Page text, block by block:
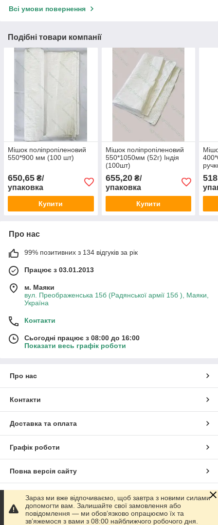
Всі умови повернення
Подібні товари компанії
Мішок поліпропіленовий
550*900 мм (100 шт)
650,65 ₴/
упаковка
Купити
Мішок поліпропіленовий
550*1050мм (52г) Індія
(100шт)
655,20₴/
упаковка
Купити
Про нас
99% позитивних з 134 відгуків за рік
Працює з 03.01.2013
м. Маяки
вул. Преображенська 15б (Радянської армії 15б ), Маяки,
Україна
Контакти
Сьогодні працює з 08:00 до 16:00
Показати весь графік роботи
Про нас
Контакти
Доставка та оплата
Графік роботи
Повна версія сайту
Сайт створено на маркетплейсі Prom.ua
Політика конфіденційності
Зараз ми вже відпочиваємо, щоб завтра з новими силами
допомогти вам. Залишайте свої замовлення або
повідомлення — ми обов’язково опрацюємо їх та
зв’яжемося з вами з 08:00 найближчого робочого дня.